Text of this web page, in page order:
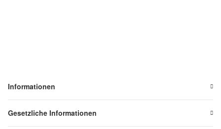
Informationen
Gesetzliche Informationen